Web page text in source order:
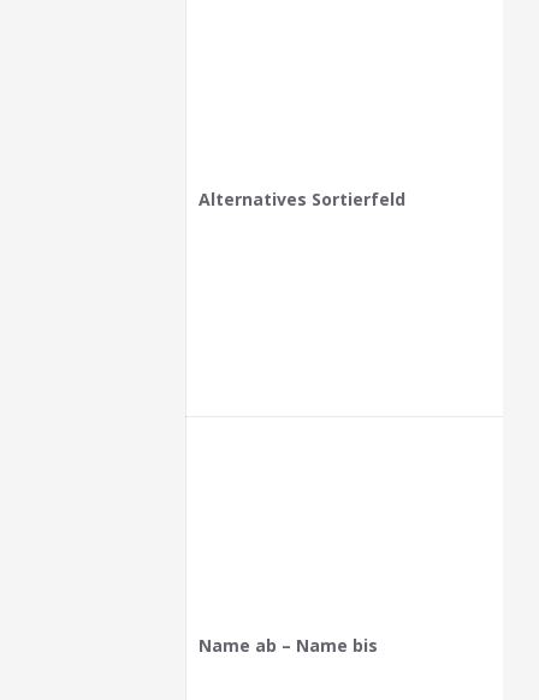
Alternatives Sortierfeld
Name ab – Name bis